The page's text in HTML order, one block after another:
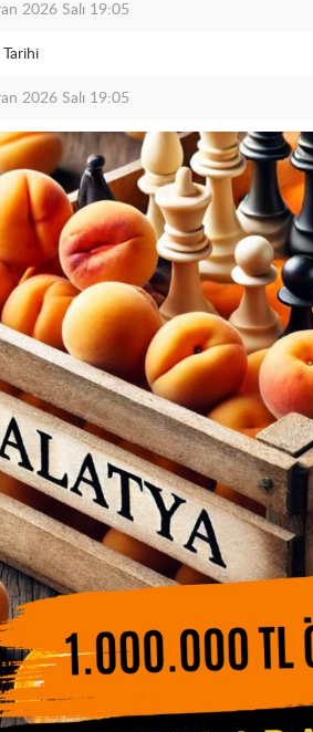
2026 Salı 19:05
2026 Salı 19:05